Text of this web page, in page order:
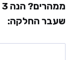
שעבר החלקה: